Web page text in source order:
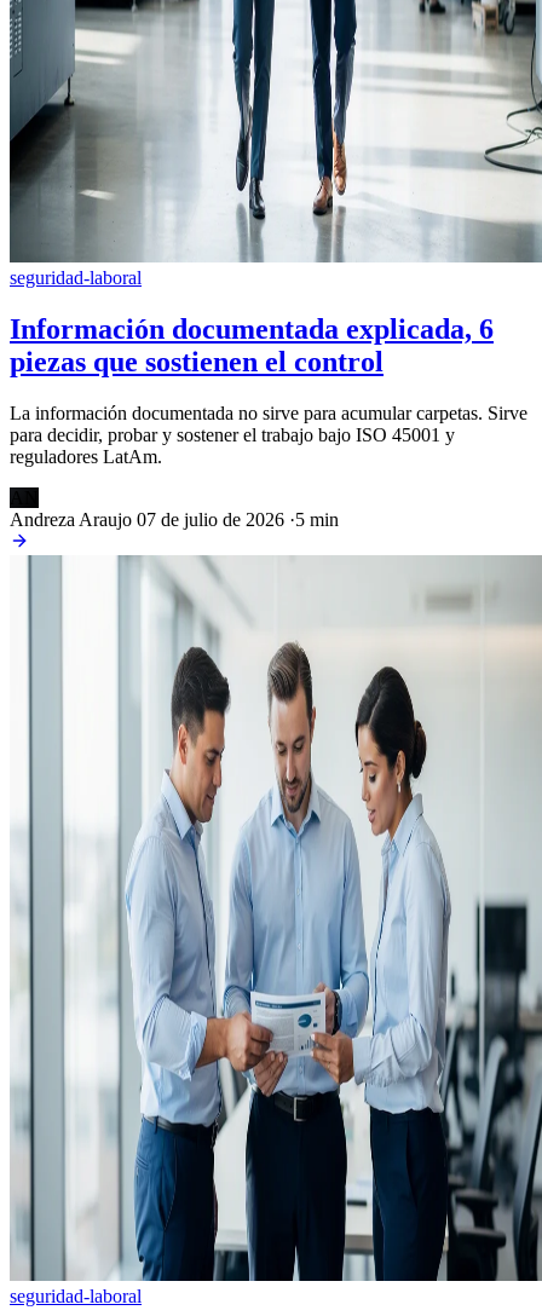
seguridad-laboral
Información documentada explicada, 6
piezas que sostienen el control
La información documentada no sirve para acumular carpetas. Sirve
para decidir, probar y sostener el trabajo bajo ISO 45001 y
reguladores LatAm.
Andreza Araujo 07 de julio de 2026 ·5 min
seguridad-laboral